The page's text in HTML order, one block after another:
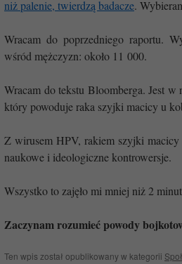
niż palenie, twierdzą badacze.
Wracam do poprzedniego raportu.
wśród mężczyzn: około 11 000.
Wracam do tekstu Bloomberga. Jest
który powoduje raka szyjki macicy u
Z wirusem HPV, rakiem szyjki macicy
naukowe i ideologiczne kontrowersje.
Wszystko to zajęło mi mniej niż 2
Zaczynam rozumieć powody
Ten wpis został opublikowany w kategorii